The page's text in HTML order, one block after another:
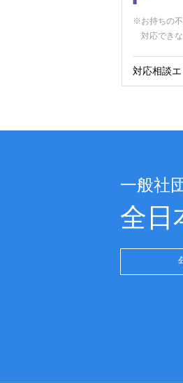
※お持ちの
対応できな
対応相談
一般社
全日